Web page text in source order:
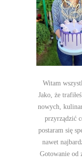
Witam
Jako, że
nowych,
przyrządzić
postaram się
nawet
Gotowanie od